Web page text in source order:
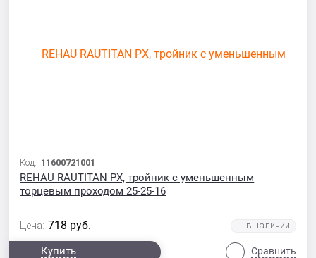
Код: 11600721001
REHAU RAUTITAN PX, тройник с уменьшенным
торцевым проходом 25-25-16
Цена: 718 руб.
Купить Сравнить